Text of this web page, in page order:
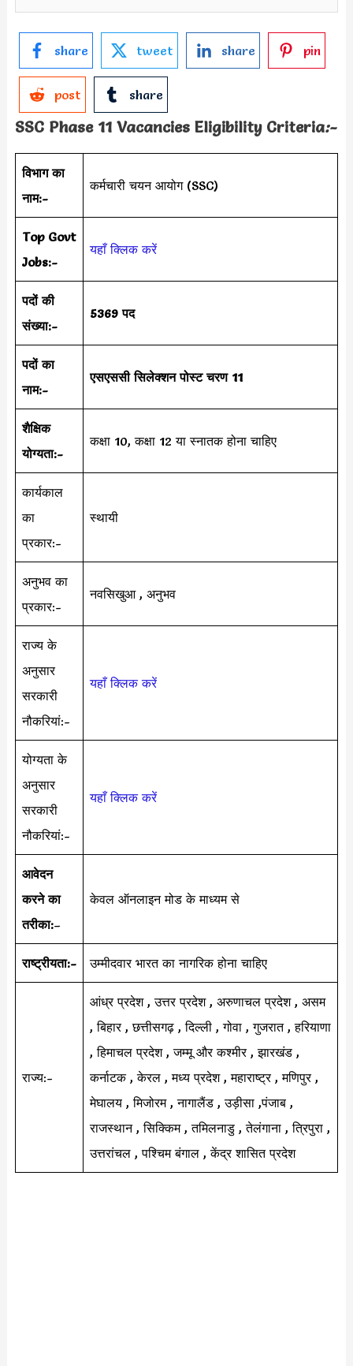
share tweet share pin
post share
SSC Phase 11 Vacancies Eligibility Criteria:-
विभाग का
नाम:-
कर्मचारी चयन आयोग (SSC)
Top Govt
Jobs:-
यहाँ क्लिक करें
पदों की
संख्या:-
5369 पद
पदों का
नाम:-
एसएससी सिलेक्शन पोस्ट चरण 11
शैक्षिक
योग्यता:-
कक्षा 10, कक्षा 12 या स्नातक होना चाहिए
कार्यकाल
का
प्रकार:-
स्थायी
अनुभव का
प्रकार:-
नवसिखुआ , अनुभव
राज्य के
अनुसार
सरकारी
नौकरियां:-
यहाँ क्लिक करें
योग्यता के
अनुसार
सरकारी
नौकरियां:-
यहाँ क्लिक करें
आवेदन
करने का
तरीका:–
केवल ऑनलाइन मोड के माध्यम से
राष्ट्रीयता:- उम्मीदवार भारत का नागरिक होना चाहिए
राज्य:-
आंध्र प्रदेश , उत्तर प्रदेश , अरुणाचल प्रदेश , असम
, बिहार , छत्तीसगढ़ , दिल्ली , गोवा , गुजरात , हरियाणा
, हिमाचल प्रदेश , जम्मू और कश्मीर , झारखंड ,
कर्नाटक , केरल , मध्य प्रदेश , महाराष्ट्र , मणिपुर ,
मेघालय , मिजोरम , नागालैंड , उड़ीसा ,पंजाब ,
राजस्थान , सिक्किम , तमिलनाडु , तेलंगाना , त्रिपुरा ,
उत्तरांचल , पश्चिम बंगाल , केंद्र शासित प्रदेश